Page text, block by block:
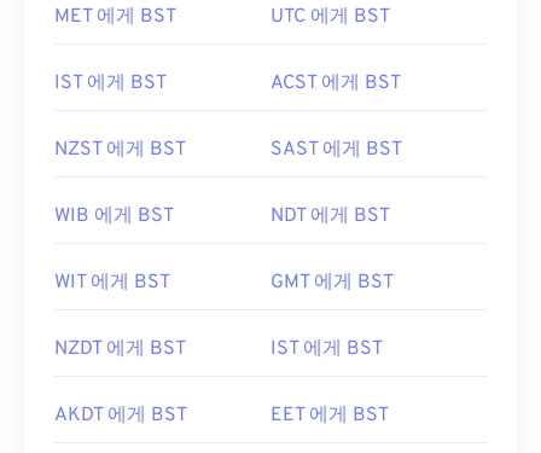
MET 에게 BST UTC 에게 BST
IST 에게 BST ACST 에게 BST
NZST 에게 BST SAST 에게 BST
WIB 에게 BST NDT 에게 BST
WIT 에게 BST GMT 에게 BST
NZDT 에게 BST IST 에게 BST
AKDT 에게 BST EET 에게 BST